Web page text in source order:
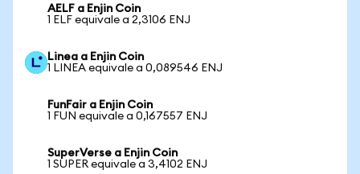
AELF a Enjin Coin
1 ELF equivale a 2,3106 ENJ
Linea a Enjin Coin
1 LINEA equivale a 0,089546 ENJ
FunFair a Enjin Coin
1 FUN equivale a 0,167557 ENJ
SuperVerse a Enjin Coin
1 SUPER equivale a 3,4102 ENJ